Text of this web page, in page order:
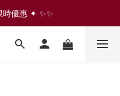
優惠 ✦ ✨✨
優惠 ✦ ✨✨
具商品  ⇩